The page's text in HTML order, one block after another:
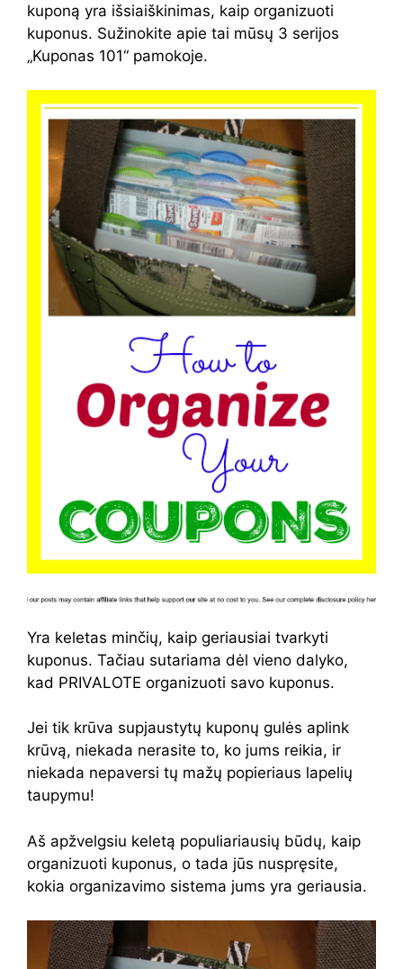
kuponą yra išsiaiškinimas, kaip organizuoti
kuponus. Sužinokite apie tai mūsų 3 serijos
„Kuponas 101“ pamokoje.
Yra keletas minčių, kaip geriausiai tvarkyti
kuponus. Tačiau sutariama dėl vieno dalyko,
kad PRIVALOTE organizuoti savo kuponus.
Jei tik krūva supjaustytų kuponų gulės aplink
krūvą, niekada nerasite to, ko jums reikia, ir
niekada nepaversi tų mažų popieriaus lapelių
taupymu!
Aš apžvelgsiu keletą populiariausių būdų, kaip
organizuoti kuponus, o tada jūs nuspręsite,
kokia organizavimo sistema jums yra geriausia.